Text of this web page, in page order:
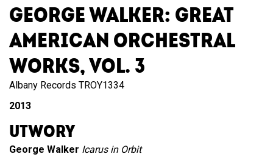
GEORGE WALKER: GREAT
AMERICAN ORCHESTRAL
WORKS, VOL. 3
Albany Records TROY1334
2013
UTWORY
George Walker Icarus in Orbit